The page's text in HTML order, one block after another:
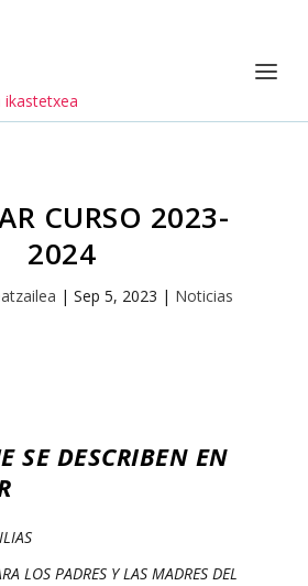
ikastetxea
CURSO 2023-
2024
| Sep 5, 2023 | Noticias
SE DESCRIBEN EN
LOS PADRES Y LAS MADRES DEL